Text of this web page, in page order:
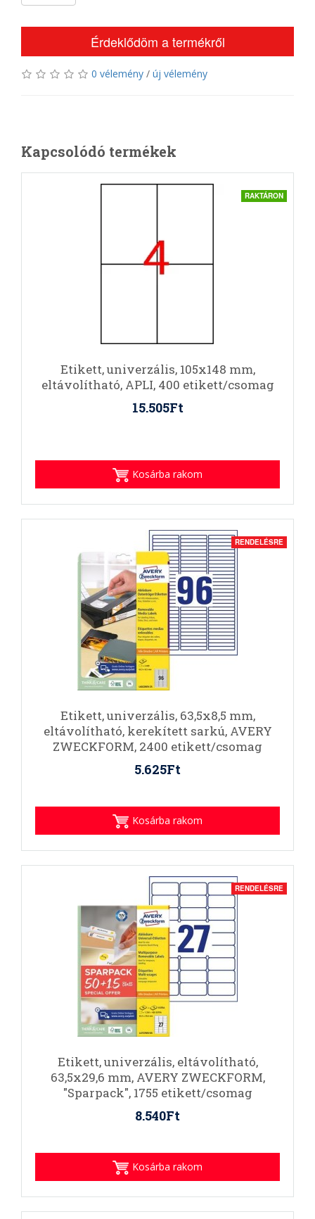
Érdeklődöm a termékről
0 vélemény / új vélemény
Kapcsolódó termékek
RAKTÁRON
Etikett, univerzális, 105x148 mm,
eltávolítható, APLI, 400 etikett/csomag
15.505Ft
Kosárba rakom
RENDELÉSRE
Etikett, univerzális, 63,5x8,5 mm,
eltávolítható, kerekített sarkú, AVERY
ZWECKFORM, 2400 etikett/csomag
5.625Ft
Kosárba rakom
RENDELÉSRE
Etikett, univerzális, eltávolítható,
63,5x29,6 mm, AVERY ZWECKFORM,
"Sparpack", 1755 etikett/csomag
8.540Ft
Kosárba rakom